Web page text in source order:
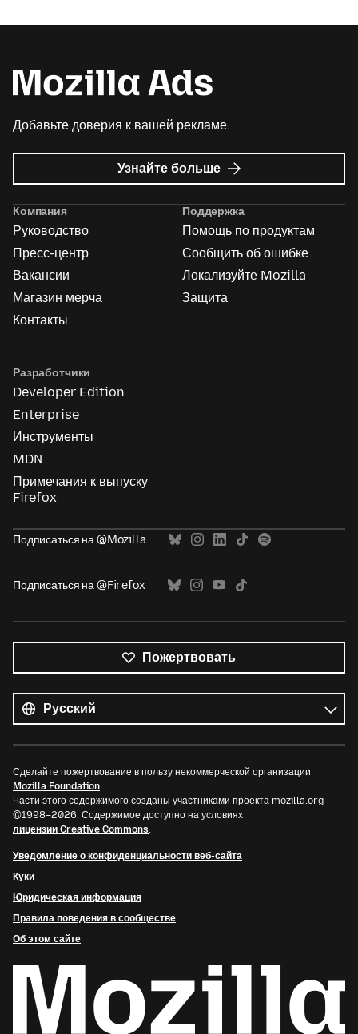
Добавьте доверия к вашей рекламе.
Узнайте больше о
Реклама
Компания
Руководство
Пресс-центр
Вакансии
Магазин мерча
Контакты
Поддержка
Помощь по продуктам
Сообщить об ошибке
Локализуйте Mozilla
Защита
Разработчики
Developer Edition
Enterprise
Инструменты
MDN
Примечания к выпуску
Firefox
Подписаться на @Mozilla
Подписаться на @Firefox
Пожертвовать
языки
Язык
Сделайте пожертвование в пользу некоммерческой организации
Mozilla Foundation.
Части этого содержимого созданы участниками проекта mozilla.org
©1998–2026. Содержимое доступно на условиях
лицензии Creative Commons.
Уведомление о конфиденциальности веб-сайта
Куки
Юридическая информация
Правила поведения в сообществе
Об этом сайте